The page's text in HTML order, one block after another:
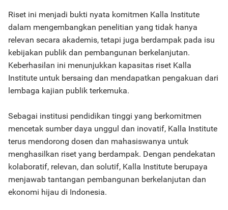
Riset ini menjadi bukti nyata komitmen Kalla Institute
dalam mengembangkan penelitian yang tidak hanya
relevan secara akademis, tetapi juga berdampak pada isu
kebijakan publik dan pembangunan berkelanjutan.
Keberhasilan ini menunjukkan kapasitas riset Kalla
Institute untuk bersaing dan mendapatkan pengakuan dari
lembaga kajian publik terkemuka.
Sebagai institusi pendidikan tinggi yang berkomitmen
mencetak sumber daya unggul dan inovatif, Kalla Institute
terus mendorong dosen dan mahasiswanya untuk
menghasilkan riset yang berdampak. Dengan pendekatan
kolaboratif, relevan, dan solutif, Kalla Institute berupaya
menjawab tantangan pembangunan berkelanjutan dan
ekonomi hijau di Indonesia.